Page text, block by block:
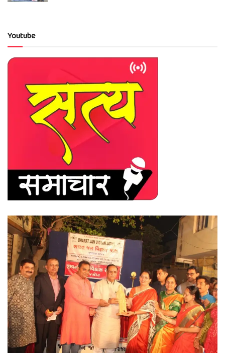
Youtube